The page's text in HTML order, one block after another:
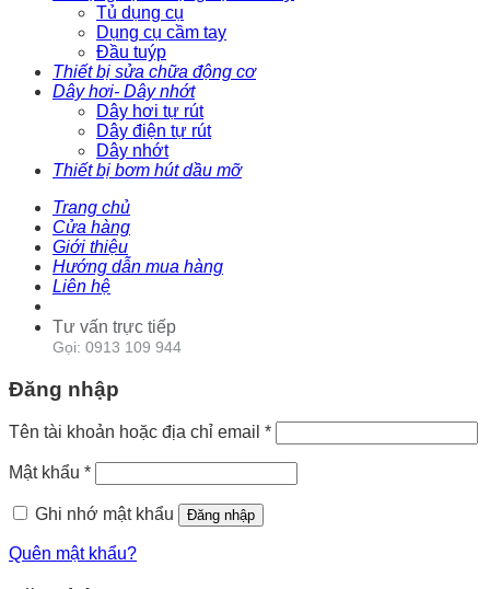
Tủ dụng cụ
Dụng cụ cầm tay
Đầu tuýp
Thiết bị sửa chữa động cơ
Dây hơi- Dây nhớt
Dây hơi tự rút
Dây điện tự rút
Dây nhớt
Thiết bị bơm hút dầu mỡ
Trang chủ
Cửa hàng
Giới thiệu
Hướng dẫn mua hàng
Liên hệ
Tư vấn trực tiếp
Gọi: 0913 109 944
Đăng nhập
Tên tài khoản hoặc địa chỉ email *
Mật khẩu *
Ghi nhớ mật khẩu Đăng nhập
Quên mật khẩu?